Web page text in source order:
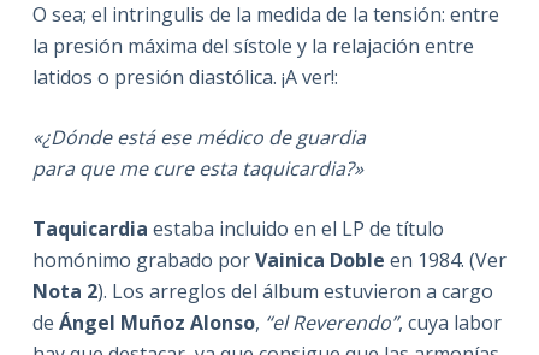
O sea; el intringulis de la medida de la tensión: entre
la presión máxima del sístole y la relajación entre
latidos o presión diastólica. ¡A ver!:
«¿Dónde está ese médico de guardia
para que me cure esta taquicardia?»
Taquicardia estaba incluido en el LP de título
homónimo grabado porVainica Doble en 1984. (Ver
Nota 2). Los arreglos del álbum estuvieron a cargo
de Ángel Muñoz Alonso, “el Reverendo”, cuya labor